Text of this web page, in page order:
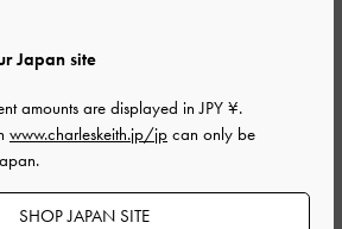
ラー: ブラック系
Japan site
amounts are displayed inJPY ¥.
www.charleskeith.jp/jp can only be
SHOP JAPAN SITE